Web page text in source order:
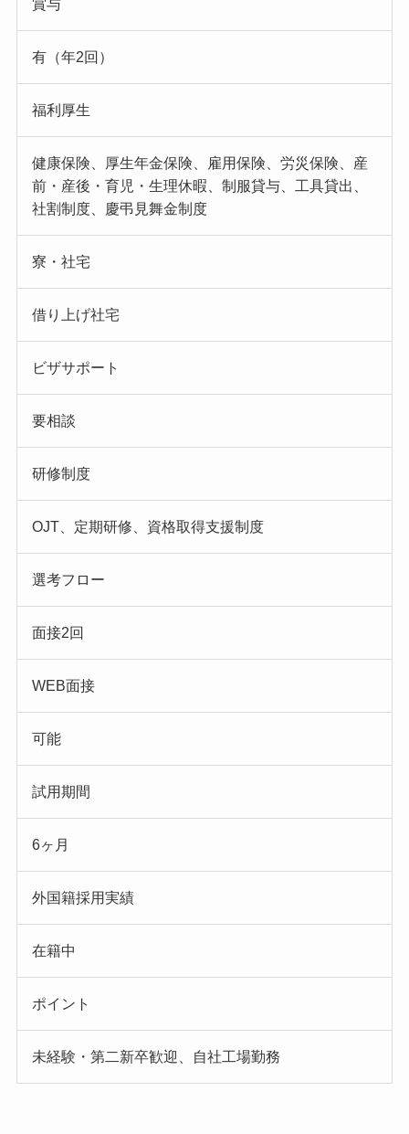
賞与
有（年2回）
福利厚生
健康保険、厚生年金保険、雇用保険、労災保険、産
前・産後・育児・生理休暇、制服貸与、工具貸出、
社割制度、慶弔見舞金制度
寮・社宅
借り上げ社宅
ビザサポート
要相談
研修制度
OJT、定期研修、資格取得支援制度
選考フロー
面接2回
WEB面接
可能
試用期間
6ヶ月
外国籍採用実績
在籍中
ポイント
未経験・第二新卒歓迎、自社工場勤務